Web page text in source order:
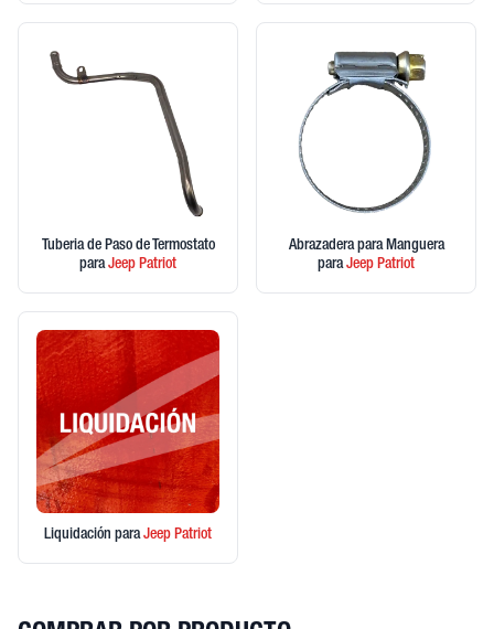
Tuberia de Paso de Termostato
paraJeep Patriot
Abrazadera para Manguera
paraJeep Patriot
Liquidación paraJeep Patriot